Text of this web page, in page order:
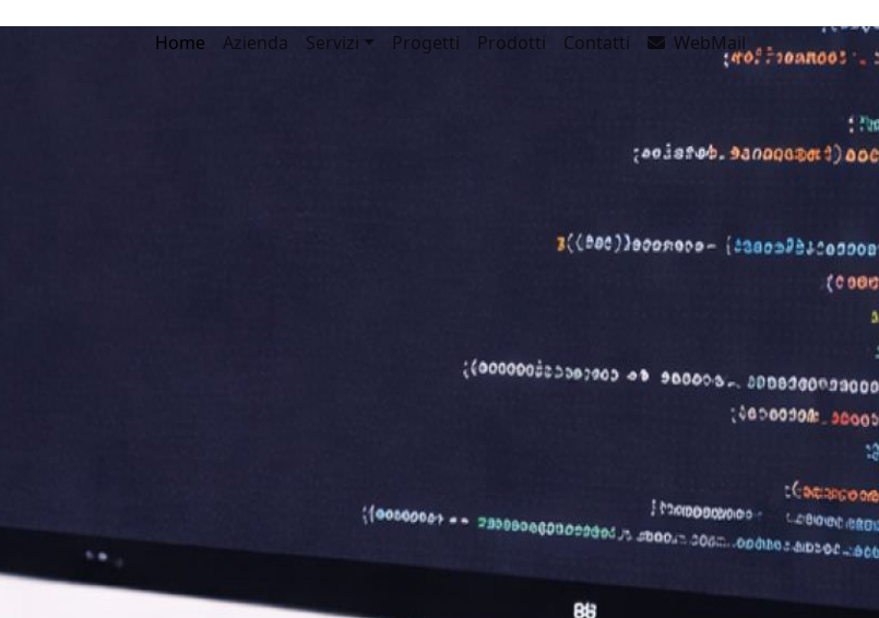
Home
Azienda Servizi Progetti Prodotti Contatti WebMail